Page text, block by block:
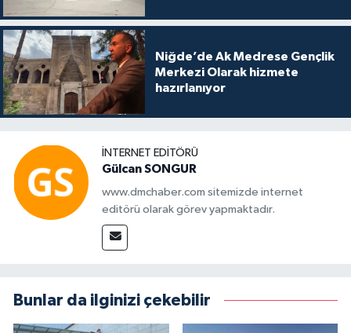
Niğde’de Ak Medrese Gençlik
Merkezi Olarak hizmete
hazırlanıyor
İNTERNET EDITÖRÜ
Gülcan SONGUR
www.dmchaber.com sitemizde internet
editörü olarak görev yapmaktadır.
Bunlar da ilginizi çekebilir